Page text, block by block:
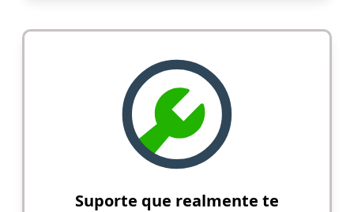
Suporte que realmente te